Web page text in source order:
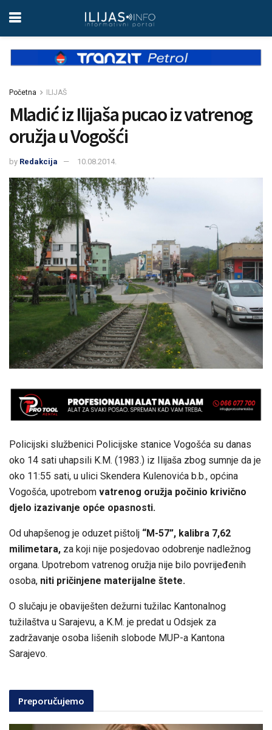
Početna ILIJAŠ
Mladić iz Ilijaša pucao iz vatrenog
oružja u Vogošći
by Redakcija 10.08.2014.
Policijski službenici Policijske stanice Vogošća su danas
oko 14 sati uhapsili K.M. (1983.) iz Ilijaša zbog sumnje da je
oko 11:55 sati, u ulici Skendera Kulenovića b.b., općina
Vogošća, upotrebom vatrenog oružja počinio krivično
djelo izazivanje opće opasnosti.
Od uhapšenog je oduzet pištolj “M-57”, kalibra 7,62
milimetara, za koji nije posjedovao odobrenje nadležnog
organa. Upotrebom vatrenog oružja nije bilo povrijeđenih
osoba, niti pričinjene materijalne štete.
O slučaju je obaviješten dežurni tužilac Kantonalnog
tužilaštva u Sarajevu, a K.M. je predat u Odsjek za
zadržavanje osoba lišenih slobode MUP-a Kantona
Sarajevo.
Preporučujemo